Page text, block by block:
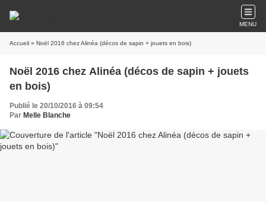
MENU
Accueil » Noël 2016 chez Alinéa (décos de sapin + jouets en bois)
Noël 2016 chez Alinéa (décos de sapin + jouets
en bois)
Publié le 20/10/2016 à 09:54
Par Melle Blanche